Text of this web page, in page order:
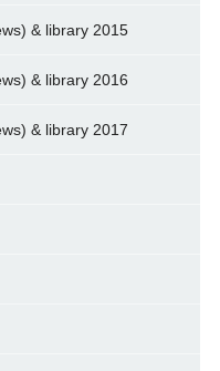
& library 2015
& library 2016
& library 2017